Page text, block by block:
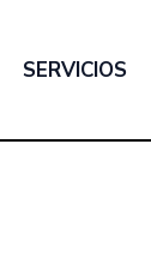
SERVICIOS